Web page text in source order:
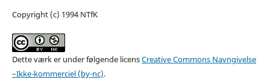
Copyright (c) 1994 NTfK
Dette værk er under følgende licensCreative Commons Navngivelse
–Ikke-kommerciel (by-nc).